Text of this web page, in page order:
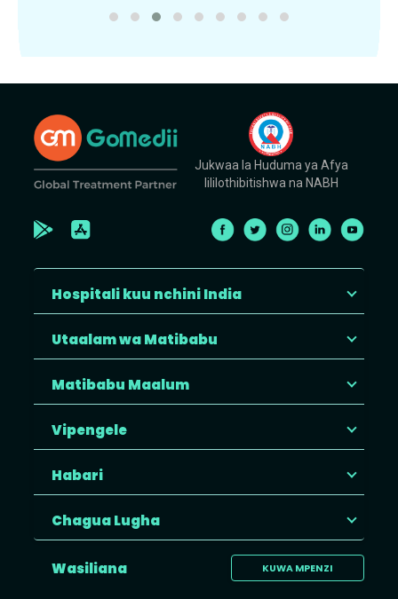
Jukwaa la Huduma ya Afya
lililothibitishwa na NABH
Hospitali kuu nchini India
Utaalam wa Matibabu
Matibabu Maalum
Vipengele
Habari
Chagua Lugha
KUWA MPENZI
Wasiliana